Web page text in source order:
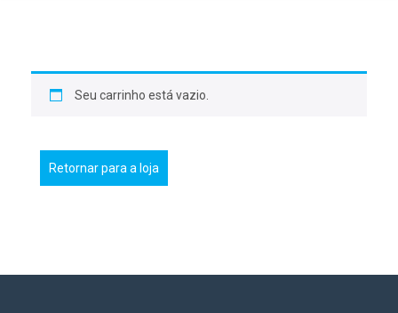
Seu carrinho está vazio.
Retornar para a loja